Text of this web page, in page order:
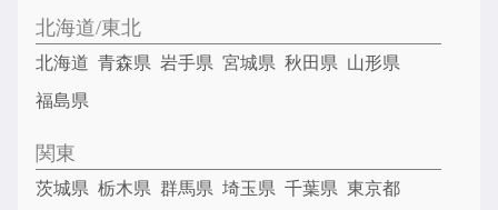
北海道/東北
北海道 青森県 岩手県 宮城県 秋田県 山形県
福島県
関東
茨城県 栃木県 群馬県 埼玉県 千葉県 東京都